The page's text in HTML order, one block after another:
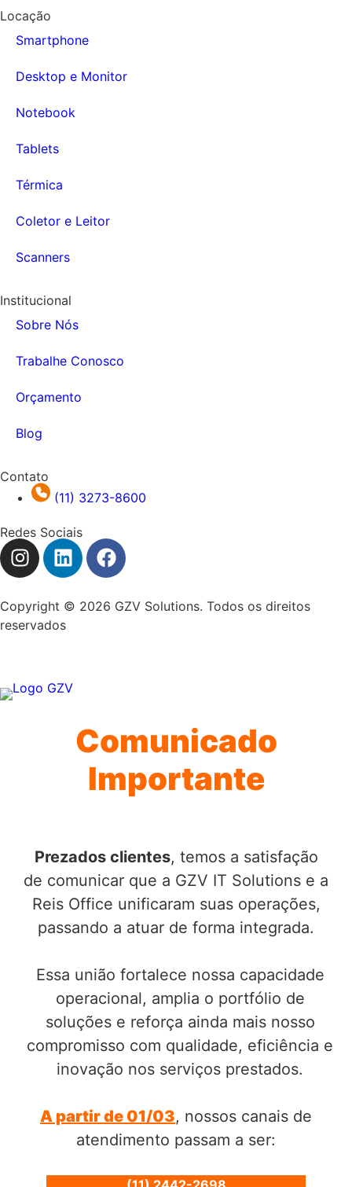
Locação
Smartphone
Desktop e Monitor
Notebook
Tablets
Térmica
Coletor e Leitor
Scanners
Institucional
Sobre Nós
Trabalhe Conosco
Orçamento
Blog
Contato
(11) 3273-8600
Redes Sociais
Copyright © 2026 GZV Solutions. Todos os direitos
reservados
Comunicado
Importante
Prezados clientes, temos a satisfação
de comunicar que a GZV IT Solutions e a
Reis Office unificaram suas operações,
passando a atuar de forma integrada.
Essa união fortalece nossa capacidade
operacional, amplia o portfólio de
soluções e reforça ainda mais nosso
compromisso com qualidade, eficiência e
inovação nos serviços prestados.
A partir de 01/03, nossos canais de
atendimento passam a ser: